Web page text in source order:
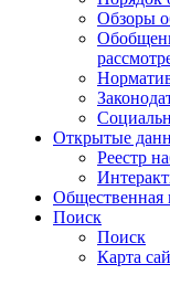
Обзоры
Открытые
Реестр
Общественная
Поиск
Поиск
Карта